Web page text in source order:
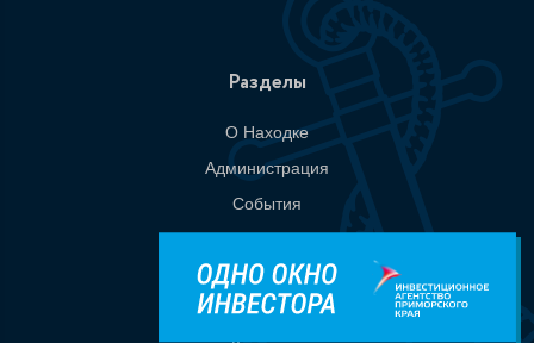
Разделы
О Находке
Администрация
События
Документы
Национальные проекты
Приемная